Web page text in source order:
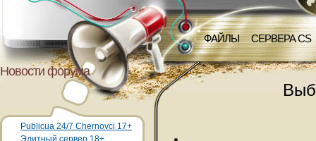
ФАЙЛЫ СЕРВЕРА CS
Новости форума
Publicua 24/7 Chernovci 17+
Элитный сервер 18+